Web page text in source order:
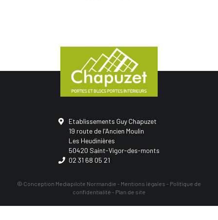
Etablissements Guy Chapuzet
19 route de l'Ancien Moulin
Les Heudinières
50420 Saint-Vigor-des-monts
02 31 68 05 21
© Conception Mediapilote Normandie - Mentions légales - Politique de
confidentialité - Plan de site